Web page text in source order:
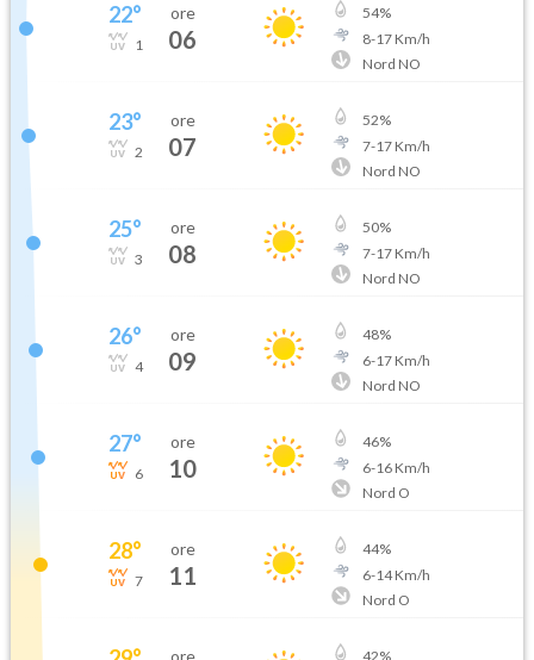
22°
1
ore
06
54%
8-17Km/h
Nord NO
23°
2
ore
07
52%
7-17Km/h
Nord NO
25°
3
ore
08
50%
7-17Km/h
Nord NO
26°
4
ore
09
48%
6-17Km/h
Nord NO
27°
6
ore
10
46%
6-16Km/h
Nord O
28°
7
ore
11
44%
6-14Km/h
Nord O
ore 42%